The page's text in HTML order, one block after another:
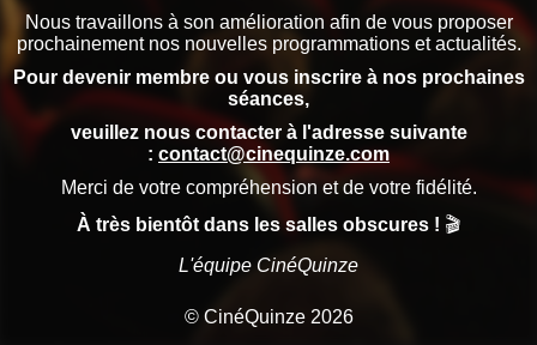
Nous travaillons à son amélioration afin de vous proposer
prochainement nos nouvelles programmations et actualités.
Pour devenir membre ou vous inscrire à nos prochaines
séances,
veuillez nous contacter à l'adresse suivante
: contact@cinequinze.com
Merci de votre compréhension et de votre fidélité.
À très bientôt dans les salles obscures ! 🎬
L'équipe CinéQuinze
© CinéQuinze 2026